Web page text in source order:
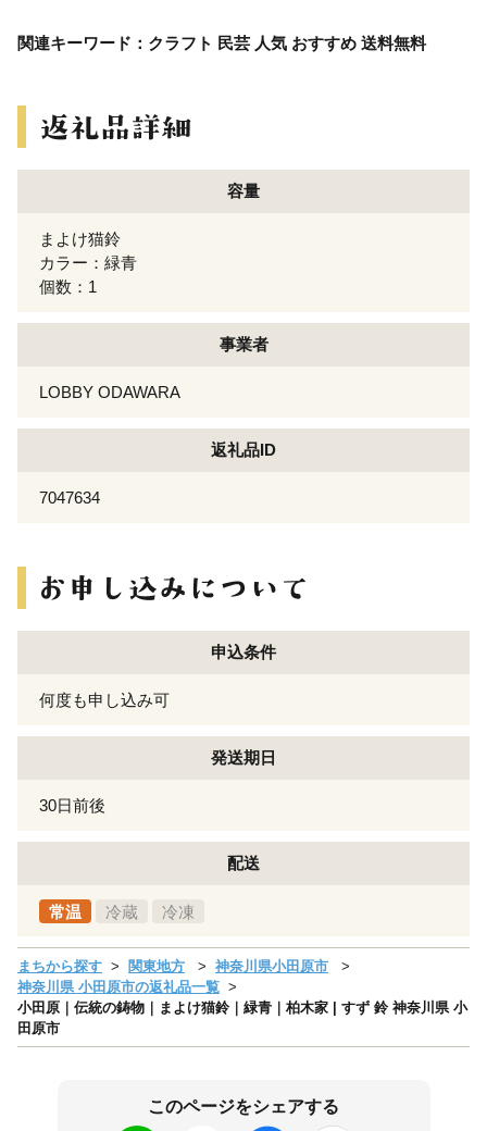
関連キーワード：クラフト 民芸 人気 おすすめ 送料無料
容量
まよけ猫鈴
カラー：緑青
個数：1
事業者
LOBBY ODAWARA
返礼品ID
7047634
申込条件
何度も申し込み可
発送期日
30日前後
配送
常温 冷蔵 冷凍
まちから探す 関東地方
神奈川県小田原市
神奈川県 小田原市の返礼品一覧
小田原｜伝統の鋳物｜まよけ猫鈴｜緑青｜柏木家 | すず 鈴 神奈川県 小
田原市
このページをシェアする